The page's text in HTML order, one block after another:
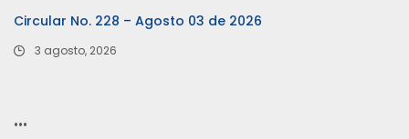
Circular No. 228 – Agosto 03 de 2026
3 agosto, 2026
…